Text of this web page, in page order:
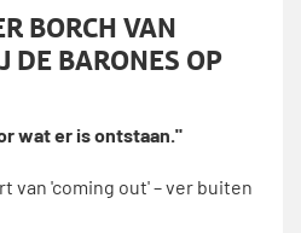
BORCH VAN
DE BARONES OP
wat er is ontstaan."
van 'coming out' – ver buiten